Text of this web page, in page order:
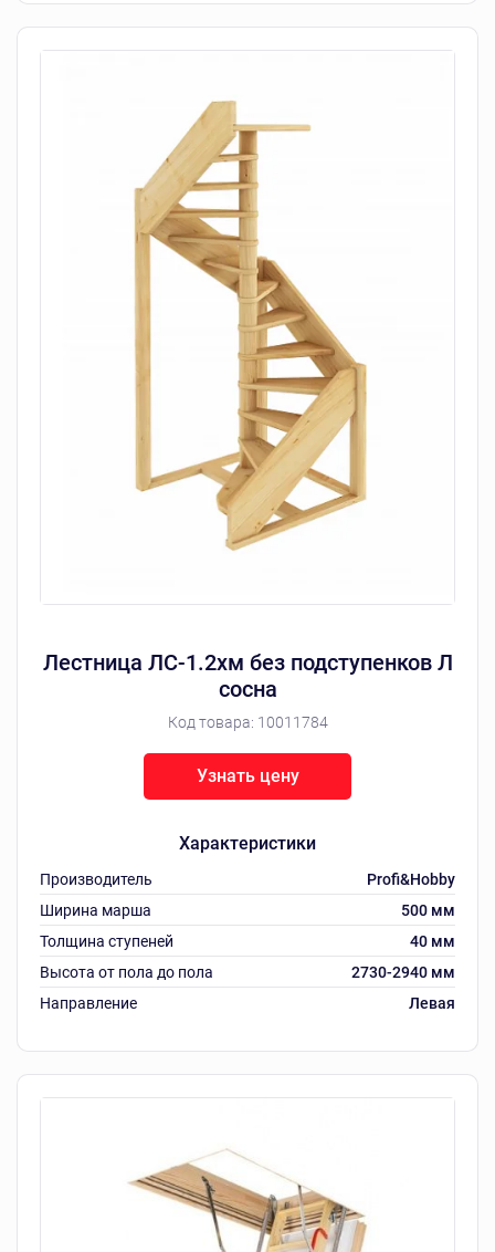
Лестница ЛС-1.2хм без подступенков Л
сосна
Код товара: 10011784
Характеристики
Производитель
Profi&Hobby
Ширина марша
500 мм
Толщина ступеней
40 мм
Высота от пола до пола
2730-2940 мм
Направление
Левая
Узнать цену